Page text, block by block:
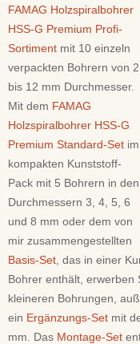
FAMAG Holzspiralbohrer
HSS-G Premium Profi-
Sortiment mit 10 einzeln
verpackten Bohrern von 2
bis 12 mm Durchmesser.
Mit dem FAMAG
Holzspiralbohrer HSS-G
Premium Standard-Set im
kompakten Kunststoff-
Pack mit 5 Bohrern in den
Durchmessern 3, 4, 5, 6
und 8 mm oder dem von
mir zusammengestellten
Basis-Set , das in einer
Bohrer enthält, erwerben
kleineren Bohrungen,
ein Ergänzungs-Set mit
mm. Das Montage-Set